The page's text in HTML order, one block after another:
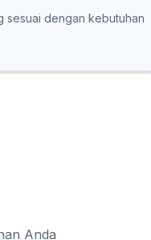
sesuai dengan kebutuhan
Anda